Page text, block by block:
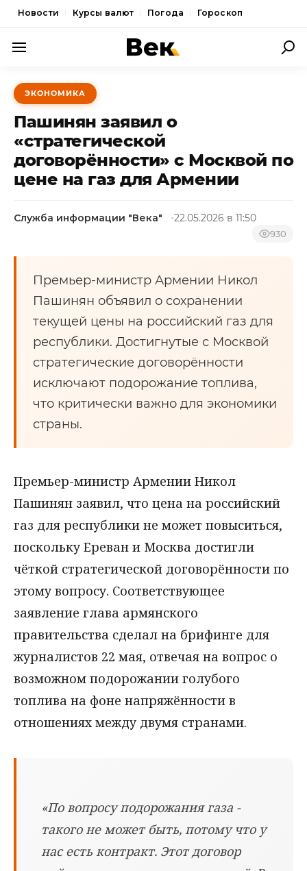
Новости Курсы валют Погода Гороскоп
ПОЛИТИКА
ЭКОНОМИКА
ОБЩЕСТВО
СПОРТ
КУЛЬТУРА
НОВОСТИ
ЭКОНОМИКА
Пашинян заявил о
«стратегической
договорённости» с Москвой по
цене на газ для Армении
Служба информации "Века" 22.05.2026 в 11:50
930
Премьер-министр Армении Никол
Пашинян объявил о сохранении
текущей цены на российский газ для
республики. Достигнутые с Москвой
стратегические договорённости
исключают подорожание топлива,
что критически важно для экономики
страны.
Премьер-министр Армении Никол
Пашинян заявил, что цена на российский
газ для республики не может повыситься,
поскольку Ереван и Москва достигли
чёткой стратегической договорённости по
этому вопросу. Соответствующее
заявление глава армянского
правительства сделал на брифинге для
журналистов 22 мая, отвечая на вопрос о
возможном подорожании голубого
топлива на фоне напряжённости в
отношениях между двумя странами.
«По вопросу подорожания газа -
такого не может быть, потому что у
нас есть контракт. Этот договор